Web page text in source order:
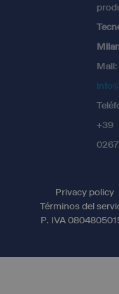
Mail:
+39
Privacy policy
Términos del
P. IVA